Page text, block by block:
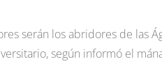
serán los abridores de las
según informó el